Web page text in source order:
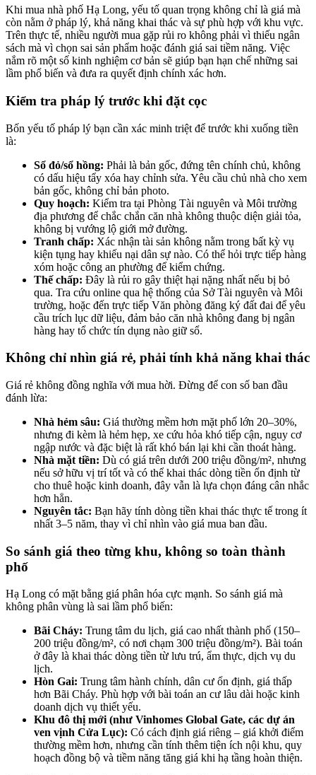
Khi mua nhà phố Hạ Long, yếu tố quan trọng không chỉ là giá mà
còn nằm ở pháp lý, khả năng khai thác và sự phù hợp với khu vực.
Trên thực tế, nhiều người mua gặp rủi ro không phải vì thiếu ngân
sách mà vì chọn sai sản phẩm hoặc đánh giá sai tiềm năng. Việc
nắm rõ một số kinh nghiệm cơ bản sẽ giúp bạn hạn chế những sai
lầm phổ biến và đưa ra quyết định chính xác hơn.
Kiểm tra pháp lý trước khi đặt cọc
Bốn yếu tố pháp lý bạn cần xác minh triệt để trước khi xuống tiền
là:
Sổ đỏ/sổ hồng: Phải là bản gốc, đứng tên chính chủ, không
có dấu hiệu tẩy xóa hay chỉnh sửa. Yêu cầu chủ nhà cho xem
bản gốc, không chỉ bản photo.
Quy hoạch: Kiểm tra tại Phòng Tài nguyên và Môi trường
địa phương để chắc chắn căn nhà không thuộc diện giải tỏa,
không bị vướng lộ giới mở đường.
Tranh chấp: Xác nhận tài sản không nằm trong bất kỳ vụ
kiện tụng hay khiếu nại dân sự nào. Có thể hỏi trực tiếp hàng
xóm hoặc công an phường để kiểm chứng.
Thế chấp: Đây là rủi ro gây thiệt hại nặng nhất nếu bị bỏ
qua. Tra cứu online qua hệ thống của Sở Tài nguyên và Môi
trường, hoặc đến trực tiếp Văn phòng đăng ký đất đai để yêu
cầu trích lục dữ liệu, đảm bảo căn nhà không đang bị ngân
hàng hay tổ chức tín dụng nào giữ sổ.
Không chỉ nhìn giá rẻ, phải tính khả năng khai thác
Giá rẻ không đồng nghĩa với mua hời. Đừng để con số ban đầu
đánh lừa:
Nhà hẻm sâu: Giá thường mềm hơn mặt phố lớn 20–30%,
nhưng đi kèm là hẻm hẹp, xe cứu hỏa khó tiếp cận, nguy cơ
ngập nước và đặc biệt là rất khó bán lại khi cần thoát hàng.
Nhà mặt tiền: Dù có giá trên dưới 200 triệu đồng/m², nhưng
nếu sở hữu vị trí tốt và có thể khai thác dòng tiền ổn định từ
cho thuê hoặc kinh doanh, đây vẫn là lựa chọn đáng cân nhắc
hơn hẳn.
Nguyên tắc: Bạn hãy tính dòng tiền khai thác thực tế trong ít
nhất 3–5 năm, thay vì chỉ nhìn vào giá mua ban đầu.
So sánh giá theo từng khu, không so toàn thành
phố
Hạ Long có mặt bằng giá phân hóa cực mạnh. So sánh giá mà
không phân vùng là sai lầm phổ biến:
Bãi Cháy: Trung tâm du lịch, giá cao nhất thành phố (150–
200 triệu đồng/m², có nơi chạm 300 triệu đồng/m²). Bài toán
ở đây là khai thác dòng tiền từ lưu trú, ẩm thực, dịch vụ du
lịch.
Hòn Gai: Trung tâm hành chính, dân cư ổn định, giá thấp
hơn Bãi Cháy. Phù hợp với bài toán an cư lâu dài hoặc kinh
doanh dịch vụ thiết yếu.
Khu đô thị mới (như Vinhomes Global Gate, các dự án
ven vịnh Cửa Lục): Có cách định giá riêng – giá khởi điểm
thường mềm hơn, nhưng cần tính thêm tiện ích nội khu, quy
hoạch đồng bộ và tiềm năng tăng giá khi hạ tầng hoàn thiện.